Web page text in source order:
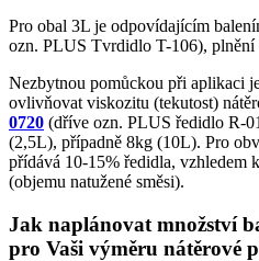
Pro obal 3L je odpovídajícím
ozn. PLUS Tvrdidlo T-106), plnění
Nezbytnou pomůckou při aplikaci
ovlivňovat viskozitu (tekutost)
0720 (dříve ozn. PLUS ředidlo R-
(2,5L), případně 8kg (10L). Pro
přídává 10-15% ředidla, vzhledem
(objemu natužené směsi).
Jak naplánovat množství
pro Vaši výměru nátěrové